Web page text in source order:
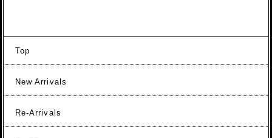
Top
New Arrivals
Re-Arrivals